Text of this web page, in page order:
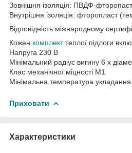
Зовнішня ізоляція: ПВДФ-
Внутрішня ізоляція: фторопласт
Відповідність міжнародному
Кожен комплекттеплої підлоги
Напруга 230 В
Мінімальний радіус вигину 6 х
Клас механічної міцності М1
Мінімальна температура
Приховати
Характеристики